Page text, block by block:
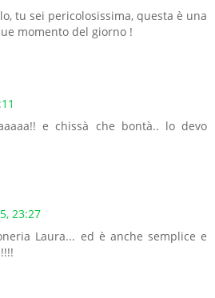
tu sei pericolosissima, questa è una
momento del giorno !
e chissà che bontà.. lo devo
23:27
Laura... ed è anche semplice e